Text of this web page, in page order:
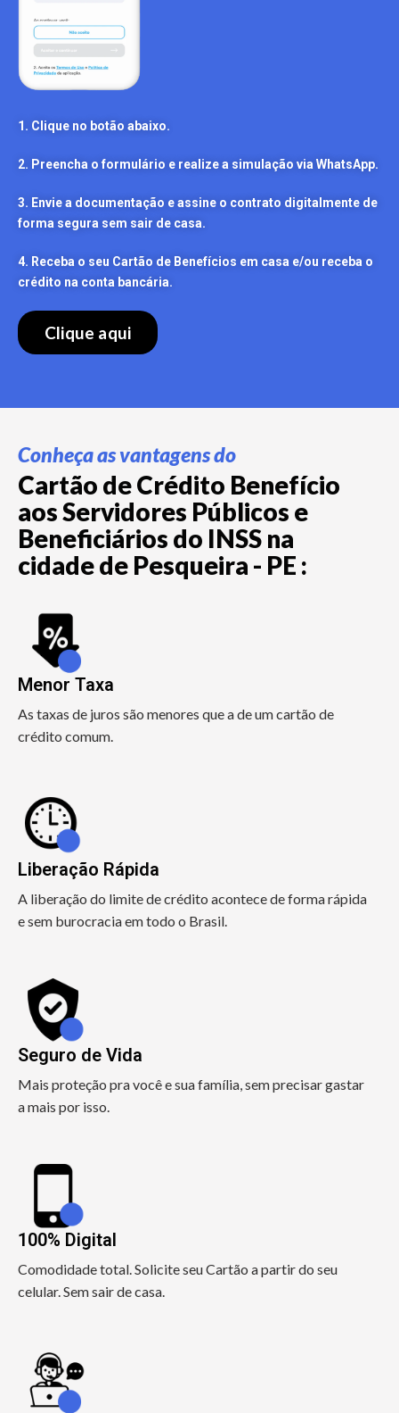
1. Clique no botão abaixo.
2. Preencha o formulário e realize a simulação via WhatsApp.
3. Envie a documentação e assine o contrato digitalmente de
forma segura sem sair de casa.
4. Receba o seu Cartão de Benefícios em casa e/ou receba o
crédito na conta bancária.
Clique aqui
Conheça as vantagens do
Cartão de Crédito Benefício
aos Servidores Públicos e
Beneficiários do INSS na
cidade de Pesqueira - PE :
Menor Taxa
As taxas de juros são menores que a de um cartão de
crédito comum.
Liberação Rápida
A liberação do limite de crédito acontece de forma rápida
e sem burocracia em todo o Brasil.
Seguro de Vida
Mais proteção pra você e sua família, sem precisar gastar
a mais por isso.
100% Digital
Comodidade total. Solicite seu Cartão a partir do seu
celular. Sem sair de casa.